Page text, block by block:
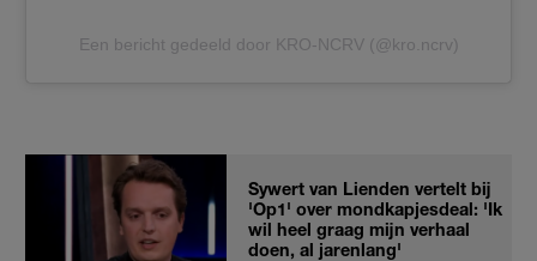
Een bericht gedeeld door KRO-NCRV (@kro.ncrv)
Sywert van Lienden vertelt bij
'Op1' over mondkapjesdeal: 'Ik
wil heel graag mijn verhaal
doen, al jarenlang'